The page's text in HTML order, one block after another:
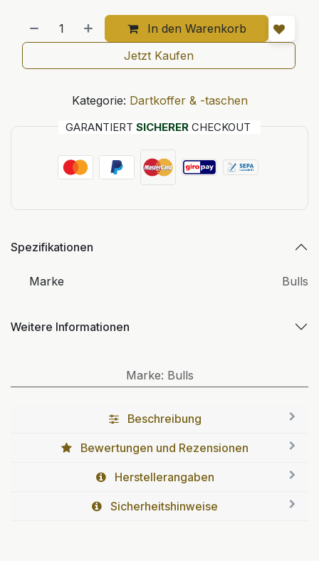
In den Warenkorb
Jetzt Kaufen
Kategorie: Dartkoffer & -taschen
GARANTIERT SICHERER CHECKOUT
Spezifikationen
Marke Bulls
Weitere Informationen
Marke: Bulls
Beschreibung
Bewertungen und Rezensionen
Herstellerangaben
Sicherheitshinweise